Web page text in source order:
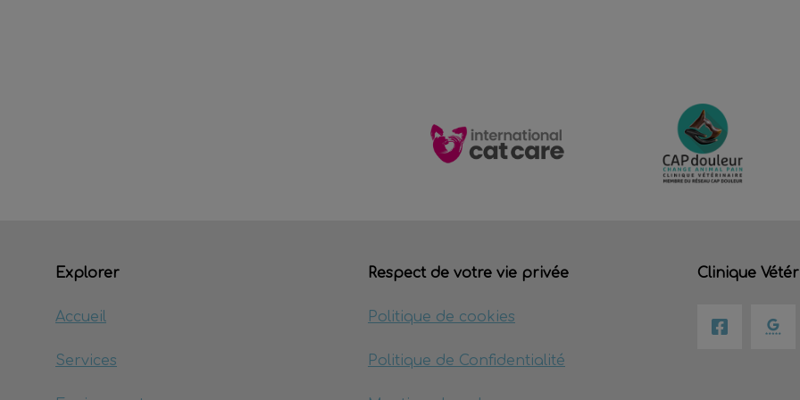
Explorer
Accueil
Services
Respect de votre vie privée
Politique de cookies
Politique de Confidentialité
Clinique